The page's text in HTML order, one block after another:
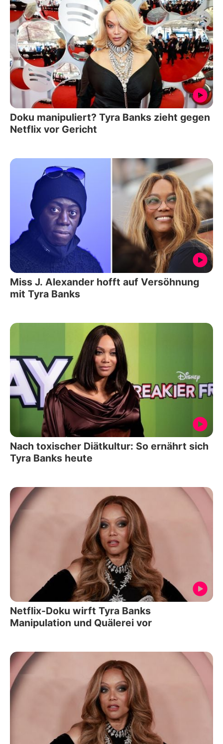
Doku manipuliert? Tyra Banks zieht gegen
Netflix vor Gericht
Miss J. Alexander hofft auf Versöhnung
mit Tyra Banks
Nach toxischer Diätkultur: So ernährt sich
Tyra Banks heute
Netflix-Doku wirft Tyra Banks
Manipulation und Quälerei vor